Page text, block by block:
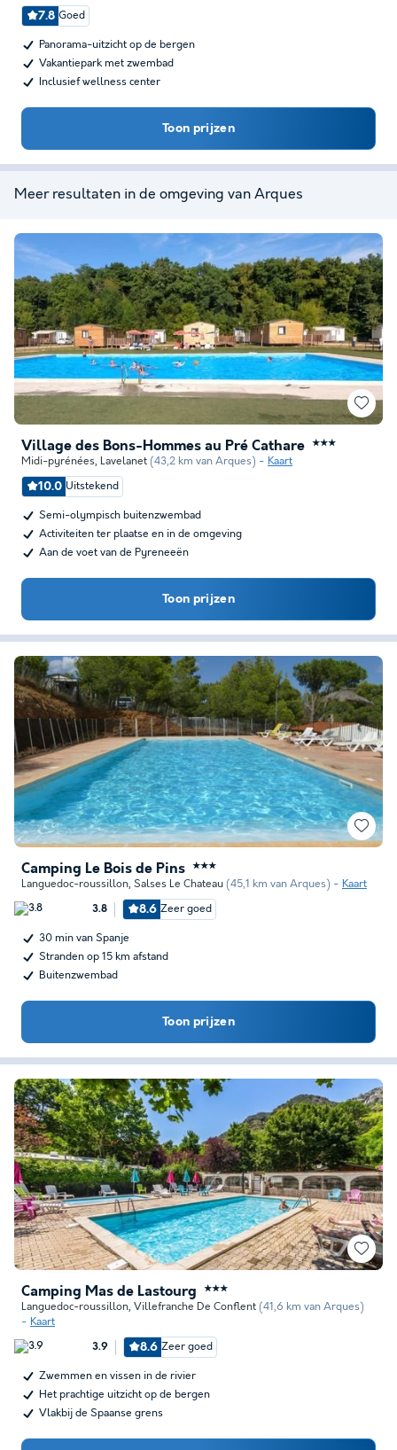
7.8 Goed
Panorama-uitzicht op de bergen
Vakantiepark met zwembad
Inclusief wellness center
Toon prijzen
Meer resultaten in de omgeving van Arques
Village des Bons-Hommes au Pré Cathare ★★★
Midi-pyrénées, Lavelanet (43,2 km van Arques) Kaart
10.0 Uitstekend
Semi-olympisch buitenzwembad
Activiteiten ter plaatse en in de omgeving
Aan de voet van de Pyreneeën
Toon prijzen
Camping Le Bois de Pins ★★★
Languedoc-roussillon, Salses Le Chateau (45,1 km van Arques) Kaart
3.8 8.6 Zeer goed
30 min van Spanje
Stranden op 15 km afstand
Buitenzwembad
Toon prijzen
Camping Mas de Lastourg ★★★
Languedoc-roussillon, Villefranche De Conflent (41,6 km van Arques)
Kaart
3.9 8.6 Zeer goed
Zwemmen en vissen in de rivier
Het prachtige uitzicht op de bergen
Vlakbij de Spaanse grens